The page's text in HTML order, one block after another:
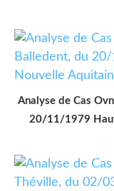
Analyse de Cas
20/11/1979